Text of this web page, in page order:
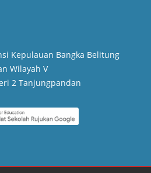
Kepulauan Bangka Belitung
Wilayah V
2 Tanjungpandan